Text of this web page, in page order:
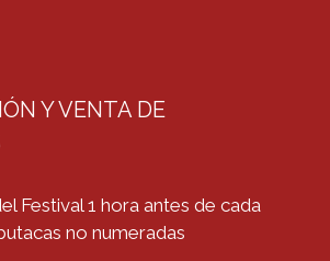
Y VENTA DE
Festival 1 hora antes de cada
no numeradas